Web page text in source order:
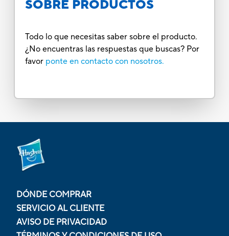
SOBRE PRODUCTOS
Todo lo que necesitas saber sobre el producto.
¿No encuentras las respuestas que buscas? Por
favor ponte en contacto con nosotros.
DÓNDE COMPRAR
SERVICIO AL CLIENTE
AVISO DE PRIVACIDAD